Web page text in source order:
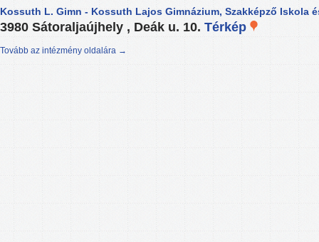
Kossuth L. Gimn - Kossuth Lajos Gimnázium, Szakképző Iskola
3980 Sátoraljaújhely , Deák u. 10. Térkép
Tovább az intézmény oldalára →